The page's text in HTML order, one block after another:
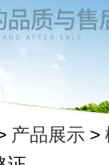
产品展示 >